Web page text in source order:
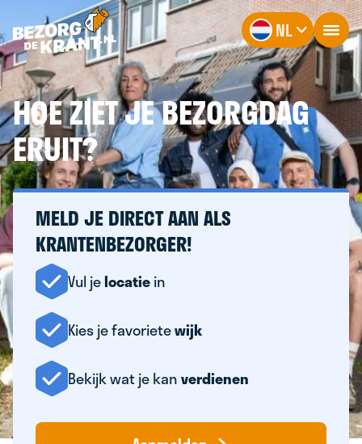
NL
HOE ZIET JE BEZORGDAG
ERUIT?
MELD JE DIRECT AAN ALS
KRANTENBEZORGER!
Vul jelocatiein
Kies je favorietewijk
Bekijk wat je kanverdienen